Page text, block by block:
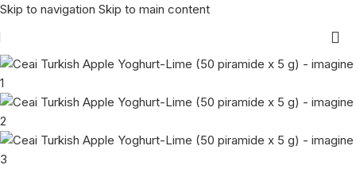
Skip to navigation Skip to main content